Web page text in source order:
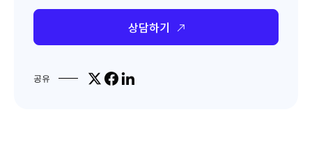
상담하기
공유 Share on X
Share on Facebook
Share on LinkedIn